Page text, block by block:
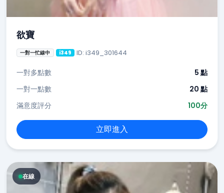
欲寶
一對一忙線中 i349 ID: i349_301644
一對多點數
5 點
一對一點數
20 點
滿意度評分
100分
立即進入
在線